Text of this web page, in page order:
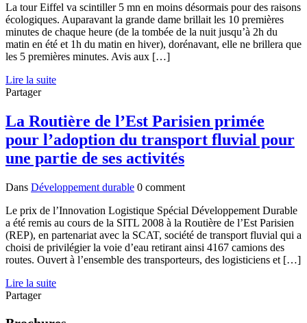
La tour Eiffel va scintiller 5 mn en moins désormais pour des raisons
écologiques. Auparavant la grande dame brillait les 10 premières
minutes de chaque heure (de la tombée de la nuit jusqu’à 2h du
matin en été et 1h du matin en hiver), dorénavant, elle ne brillera que
les 5 premières minutes. Avis aux […]
Lire la suite
Partager
La Routière de l’Est Parisien primée
pour l’adoption du transport fluvial pour
une partie de ses activités
Dans Développement durable 0 comment
Le prix de l’Innovation Logistique Spécial Développement Durable
a été remis au cours de la SITL 2008 à la Routière de l’Est Parisien
(REP), en partenariat avec la SCAT, société de transport fluvial qui a
choisi de privilégier la voie d’eau retirant ainsi 4167 camions des
routes. Ouvert à l’ensemble des transporteurs, des logisticiens et […]
Lire la suite
Partager